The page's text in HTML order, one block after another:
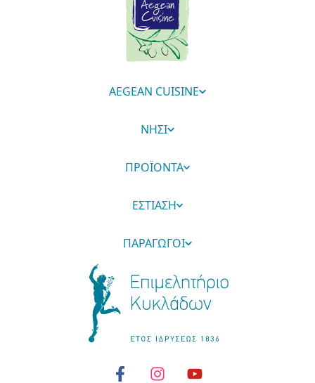
AEGEAN CUISINE
ΝΗΣΙ
ΠΡΟΪΟΝΤΑ
ΕΣΤΙΑΣΗ
ΠΑΡΑΓΩΓΟΙ